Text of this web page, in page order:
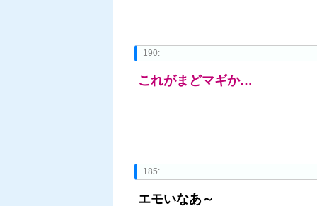
190:
これがまどマギか…
185:
エモいなあ～